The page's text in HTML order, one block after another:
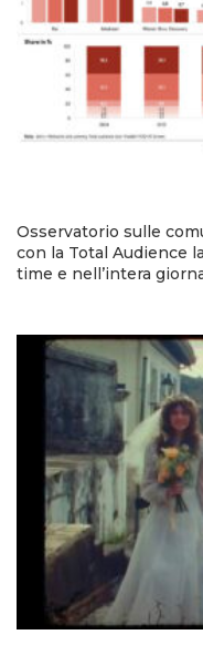
Osservatorio sulle
con la Total Audience
time e nell’intera